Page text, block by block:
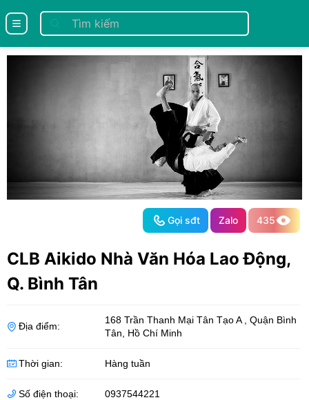
menu
Gọi sđt Zalo 435
CLB Aikido Nhà Văn Hóa Lao Động,
Q. Bình Tân
Địa điểm:
168 Trần Thanh Mại Tân Tạo A
Quận Bình
Tân
Hồ Chí Minh
Thời gian: Hàng tuần
Số điện thoại: 0937544221